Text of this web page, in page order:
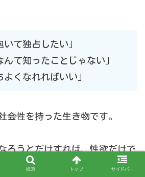
いて独占したい」
んて知ったことじゃない」
よくなれればいい」
会性を持った生き物です。
ろうとだけすれば、性欲だけで
も同時に解放することとなって
検索 トップ サイドバー